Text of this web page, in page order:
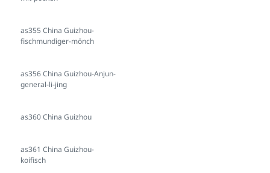
as355 China Guizhou-
fischmundiger-mönch
as356 China Guizhou-Anjun-
general-li-jing
as360 China Guizhou
as361 China Guizhou-
koifisch